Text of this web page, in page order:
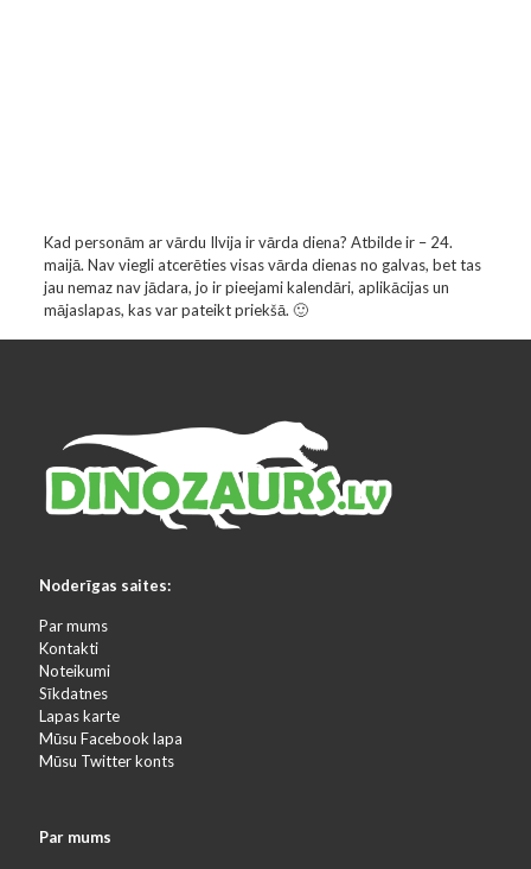
Kad personām ar vārdu Ilvija ir vārda diena? Atbilde ir – 24.
maijā. Nav viegli atcerēties visas vārda dienas no galvas, bet tas
jau nemaz nav jādara, jo ir pieejami kalendāri, aplikācijas un
mājaslapas, kas var pateikt priekšā. 🙂
Noderīgas saites:
Par mums
Kontakti
Noteikumi
Sīkdatnes
Lapas karte
Mūsu Facebook lapa
Mūsu Twitter konts
Par mums